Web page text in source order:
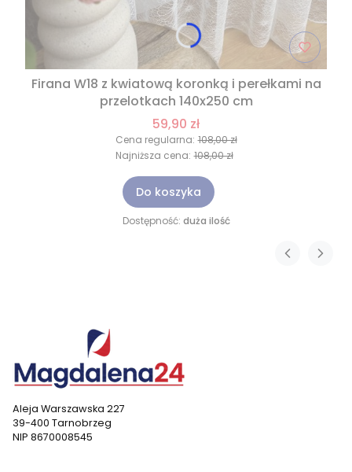
Firana W18 z kwiatową koronką i perełkami na
przelotkach 140x250 cm
59,90 zł
Cena regularna: 108,00 zł
Najniższa cena: 108,00 zł
Do koszyka
Dostępność: duża ilość
Aleja Warszawska 227
39-400 Tarnobrzeg
NIP 8670008545